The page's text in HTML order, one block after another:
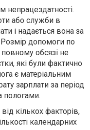
непрацездатності.
або служби в
і надається вона за
Розмір допомоги по
повному обсязі не
які були фактично
є матеріальним
зарплати за період
пологами.
кількох факторів,
календарних